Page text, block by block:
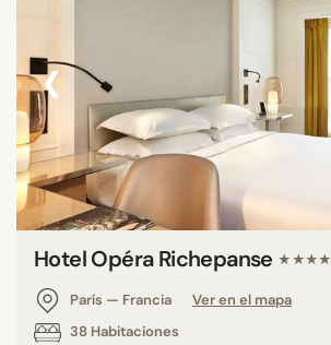
‹
Hotel Opéra Richepanse ★★★★
París — Francia
Ver en el mapa
38 Habitaciones